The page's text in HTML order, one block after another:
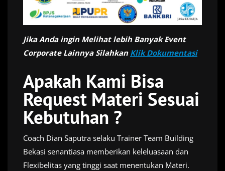
Jika Anda ingin Melihat lebih Banyak Event
Corporate Lainnya Silahkan Klik Dokumentasi
Apakah Kami Bisa
Request Materi Sesuai
Kebutuhan ?
Coach Dian Saputra selaku Trainer Team Building
Bekasi senantiasa memberikan keleluasaan dan
Flexibelitas yang tinggi saat menentukan Materi.